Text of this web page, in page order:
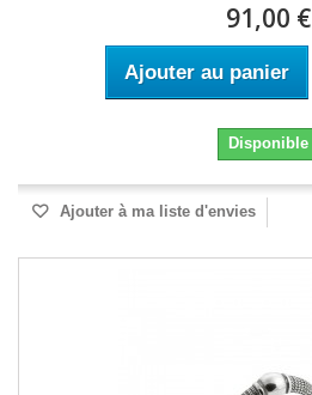
91,00 €
Ajouter au panier
Disponible
Ajouter à ma liste d'envies